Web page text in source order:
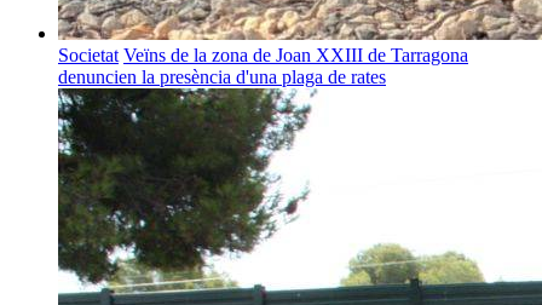
Societat Veïns de la zona de Joan XXIII de Tarragona
denuncien la presència d'una plaga de rates